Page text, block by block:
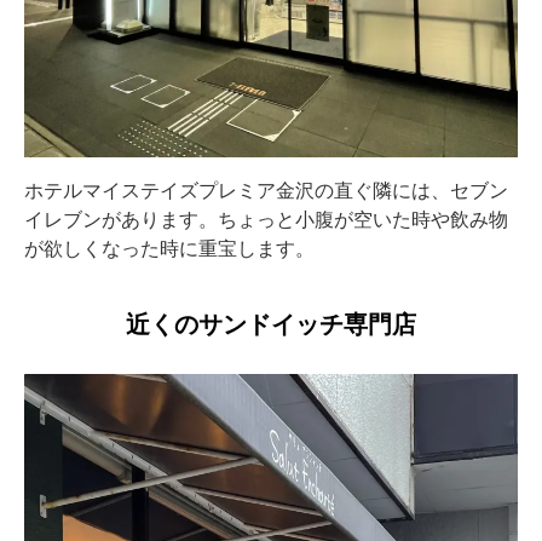
ホテルマイステイズプレミア金沢の直ぐ隣には、セブン
イレブンがあります。ちょっと小腹が空いた時や飲み物
が欲しくなった時に重宝します。
近くのサンドイッチ専門店